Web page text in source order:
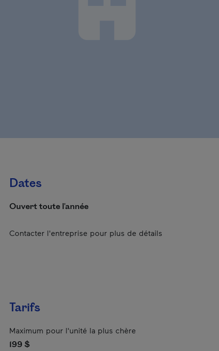
Dates
Ouvert toute l'année
Contacter l'entreprise pour plus de détails
Tarifs
Maximum pour l'unité la plus chère
199 $